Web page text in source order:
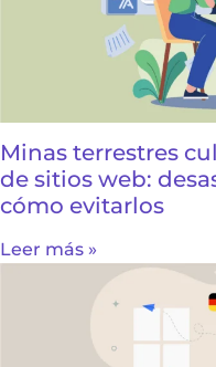
Minas terrestres
de sitios web:
cómo evitarlos
Leer más »